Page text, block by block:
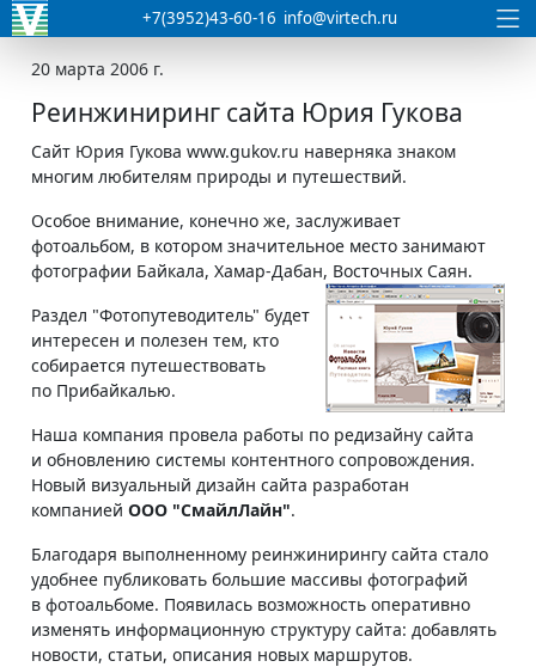
+7(3952)43-60-16 info@virtech.ru
20 марта 2006 г.
Реинжиниринг сайта Юрия Гукова
Сайт Юрия Гукова www.gukov.ru наверняка знаком
многим любителям природы и путешествий.
Особое внимание, конечно же, заслуживает
фотоальбом, в котором значительное место занимают
фотографии Байкала, Хамар-Дабан, Восточных Саян.
Раздел "Фотопутеводитель" будет
интересен и полезен тем, кто
собирается путешествовать
по Прибайкалью.
Наша компания провела работы по редизайну сайта
и обновлению системы контентного сопровождения.
Новый визуальный дизайн сайта разработан
компанией ООО "СмайлЛайн".
Благодаря выполненному реинжинирингу сайта стало
удобнее публиковать большие массивы фотографий
в фотоальбоме. Появилась возможность оперативно
изменять информационную структуру сайта: добавлять
новости, статьи, описания новых маршрутов.